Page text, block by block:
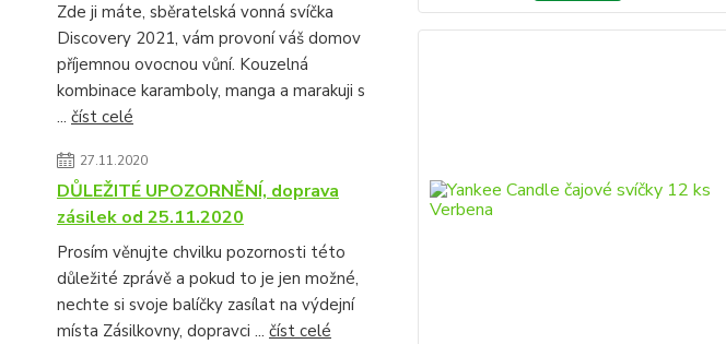
Zde ji máte, sběratelská vonná svíčka
Discovery 2021, vám provoní váš domov
příjemnou ovocnou vůní. Kouzelná
kombinace karamboly, manga a marakuji s
... číst celé
27.11.2020
DŮLEŽITÉ UPOZORNĚNÍ, doprava
zásilek od 25.11.2020
Prosím věnujte chvilku pozornosti této
důležité zprávě a pokud to je jen možné,
nechte si svoje balíčky zasílat na výdejní
místa Zásilkovny, dopravci ... číst celé